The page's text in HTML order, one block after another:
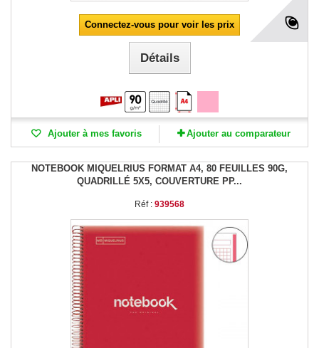
Connectez-vous pour voir les prix
Détails
Ajouter à mes favoris Ajouter au comparateur
NOTEBOOK MIQUELRIUS FORMAT A4, 80 FEUILLES 90G,
QUADRILLÉ 5X5, COUVERTURE PP...
Réf : 939568